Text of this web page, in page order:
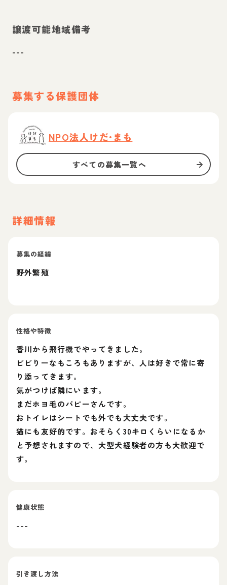
譲渡可能地域備考
---
募集する保護団体
NPO法人けだ•まも
すべての募集一覧へ
詳細情報
募集の経緯
野外繁殖
性格や特徴
香川から飛行機でやってきました。
ビビりーなもころもありますが、人は好きで常に寄
り添ってきます。
気がつけば隣にいます。
まだホヨ毛のパピーさんです。
おトイレはシートでも外でも大丈夫です。
猫にも友好的です。おそらく30キロくらいになるか
と予想されますので、大型犬経験者の方も大歓迎で
す。
健康状態
---
引き渡し方法